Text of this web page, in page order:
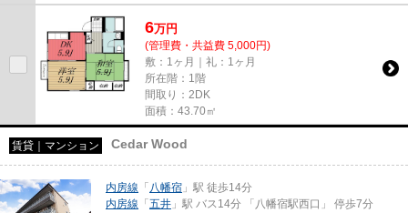
6万円
(管理費・共益費 5,000円)
敷：1ヶ月｜礼：1ヶ月
所在階：1階
間取り：2DK
面積：43.70㎡
賃貸｜マンション Cedar Wood
内房線 「 八幡宿 」駅 徒歩14分
内房線 「 五井 」駅 バス14分 「八幡宿駅西口」 停歩7分